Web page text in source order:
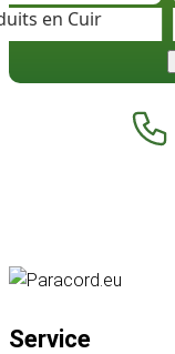
en Cuir
Service